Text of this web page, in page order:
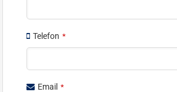
Telefon *
Email *